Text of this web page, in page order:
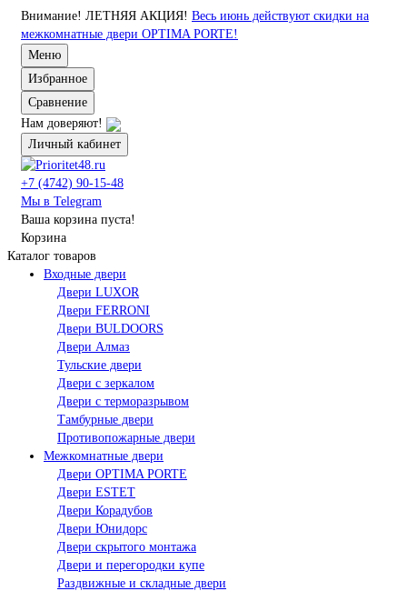
Внимание! ЛЕТНЯЯ АКЦИЯ! Весь июнь действуют скидки на
межкомнатные двери OPTIMA PORTE!
Меню
Избранное
Сравнение
Нам доверяют!
Личный кабинет
+7 (4742) 90-15-48
Мы в Telegram
Ваша корзина пуста!
Корзина
Каталог товаров
Входные двери
Двери LUXOR
Двери FERRONI
Двери BULDOORS
Двери Алмаз
Тульские двери
Двери с зеркалом
Двери с терморазрывом
Тамбурные двери
Противопожарные двери
Межкомнатные двери
Двери OPTIMA PORTE
Двери ESTET
Двери Корадубов
Двери Юнидорс
Двери скрытого монтажа
Двери и перегородки купе
Раздвижные и складные двери